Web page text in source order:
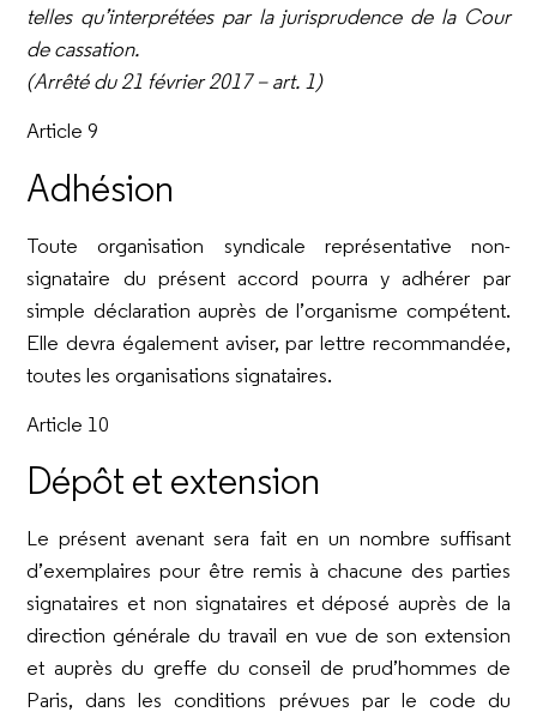
telles qu’interprétées par la jurisprudence de la Cour
de cassation.
(Arrêté du 21 février 2017 – art. 1)
Article 9
Adhésion
Toute organisation syndicale représentative non-
signataire du présent accord pourra y adhérer par
simple déclaration auprès de l’organisme compétent.
Elle devra également aviser, par lettre recommandée,
toutes les organisations signataires.
Article 10
Dépôt et extension
Le présent avenant sera fait en un nombre suffisant
d’exemplaires pour être remis à chacune des parties
signataires et non signataires et déposé auprès de la
direction générale du travail en vue de son extension
et auprès du greffe du conseil de prud’hommes de
Paris, dans les conditions prévues par le code du